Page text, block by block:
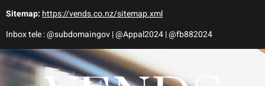
Sitemap: https://vends.co.nz/sitemap.xml
Inbox tele : @subdomaingov | @Appal2024 | @fb882024